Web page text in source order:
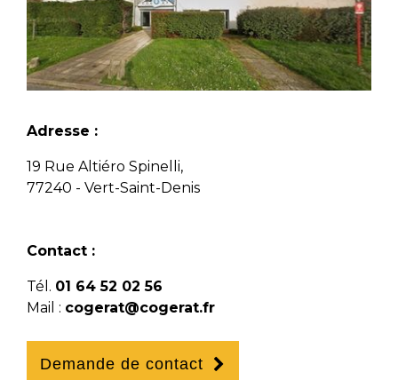
Adresse :
19 Rue Altiéro Spinelli,
77240 - Vert-Saint-Denis
Contact :
Tél. 01 64 52 02 56
Mail : cogerat@cogerat.fr
Demande de contact